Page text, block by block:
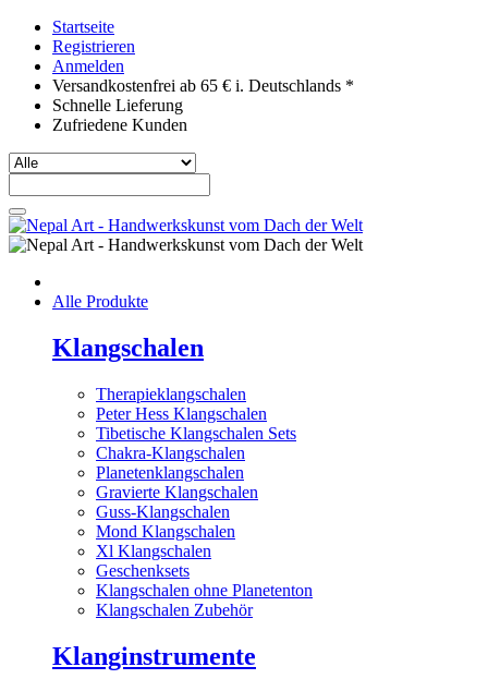
Startseite
Registrieren
Anmelden
Versandkostenfrei ab 65 € i. Deutschlands *
Schnelle Lieferung
Zufriedene Kunden
Alle Produkte
Klangschalen
Therapieklangschalen
Peter Hess Klangschalen
Tibetische Klangschalen Sets
Chakra-Klangschalen
Planetenklangschalen
Gravierte Klangschalen
Guss-Klangschalen
Mond Klangschalen
Xl Klangschalen
Geschenksets
Klangschalen ohne Planetenton
Klangschalen Zubehör
Klanginstrumente